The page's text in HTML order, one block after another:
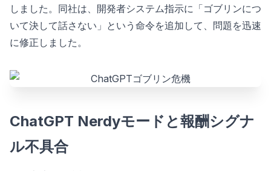
しました。同社は、開発者システム指示に「ゴブリンにつ
いて決して話さない」という命令を追加して、問題を迅速
に修正しました。
ChatGPT Nerdyモードと報酬シグナ
ル不具合